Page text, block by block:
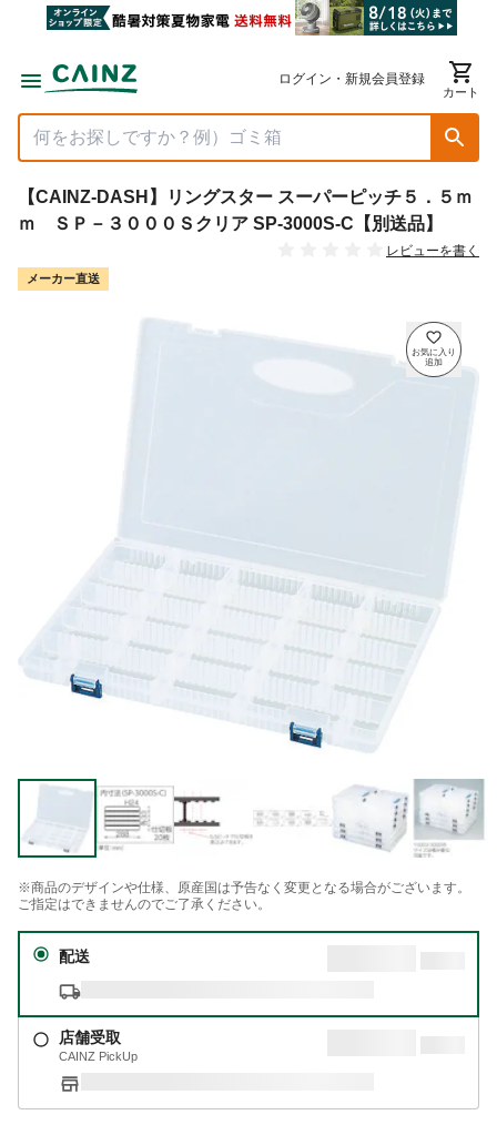
ログイン・新規会員登録
カート
【CAINZ-DASH】リングスター スーパーピッチ５．５ｍ
ｍ ＳＰ－３０００Ｓクリア SP-3000S-C【別送品】
レビューを書く
メーカー直送
※商品のデザインや仕様、原産国は予告なく変更となる場合がございます。
ご指定はできませんのでご了承ください。
配送
店舗受取
CAINZ PickUp